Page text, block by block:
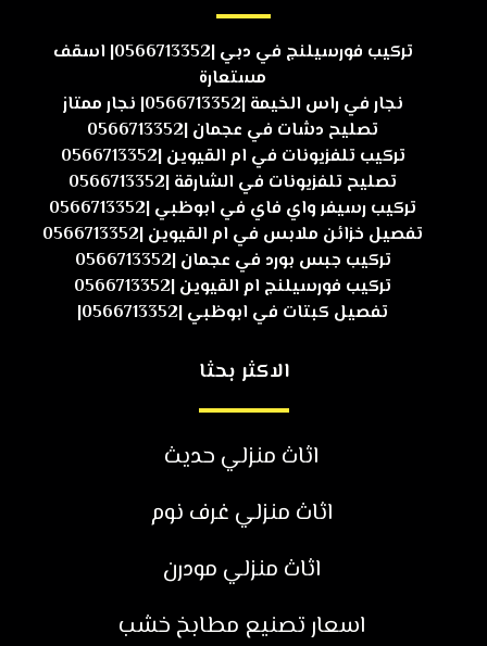
تركيب فورسيلنج في دبي |0566713352| اسقف
مستعارة
نجار في راس الخيمة |0566713352| نجار ممتاز
تصليح دشات في عجمان |0566713352
تركيب تلفزيونات في ام القيوين |0566713352
تصليح تلفزيونات في الشارقة |0566713352
تركيب رسيفر واي فاي في ابوظبي |0566713352
تفصيل خزائن ملابس في ام القيوين |0566713352
تركيب جبس بورد في عجمان |0566713352
تركيب فورسيلنج ام القيوين |0566713352
تفصيل كبتات في ابوظبي |0566713352|
الاكثر بحثا
اثاث منزلي حديث
اثاث منزلي غرف نوم
اثاث منزلي مودرن
اسعار تصنيع مطابخ خشب